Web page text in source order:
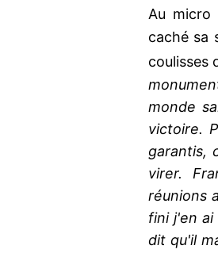
Au micro
caché sa
coulisses
monde
victoire.
garantis,
virer.
réunions
fini j'en ai
dit qu'il